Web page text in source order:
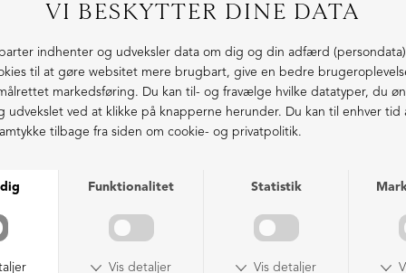
LIGNENDE PRODUKTER